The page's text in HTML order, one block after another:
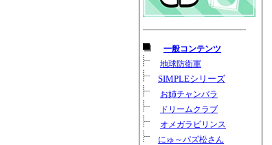
一般コンテンツ
地球防衛軍
SIMPLEシリーズ
お姉チャンバラ
ドリームクラブ
オメガラビリンス
にゅ～パズ松さん